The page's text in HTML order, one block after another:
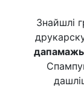
Знайшлі